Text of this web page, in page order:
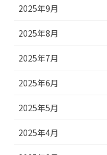
2025年9月
2025年8月
2025年7月
2025年6月
2025年5月
2025年4月